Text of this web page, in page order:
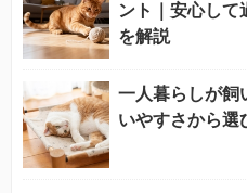
ント｜安心して
を解説
一人暮らしが飼
いやすさから選